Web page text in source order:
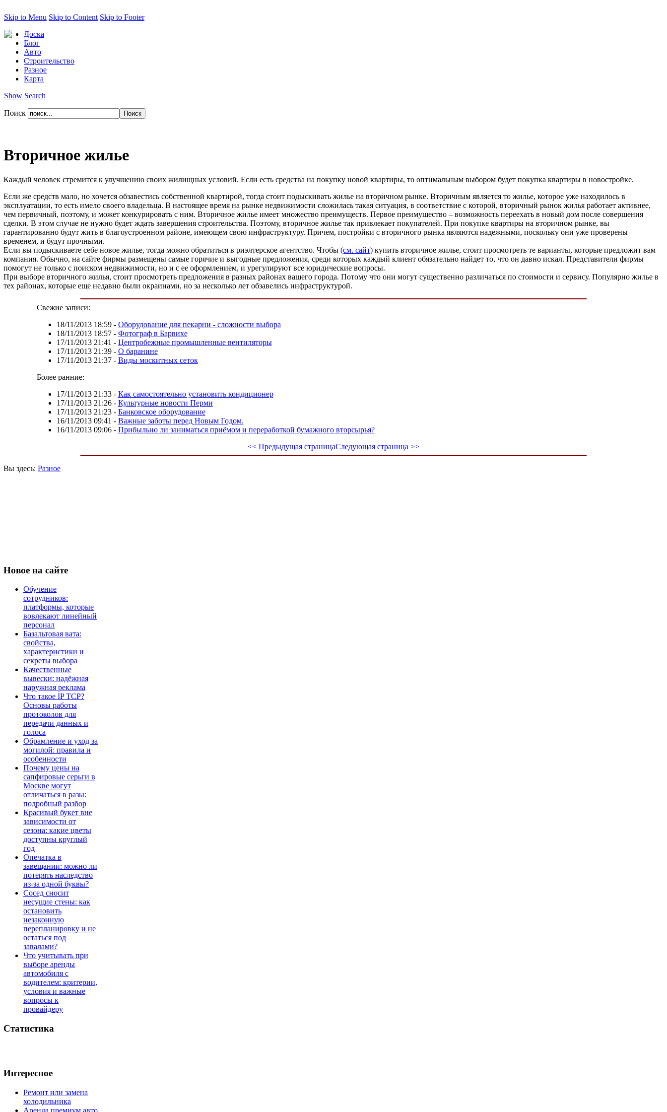
Skip to Menu Skip to Content Skip to Footer
Доска
Блог
Авто
Строительство
Разное
Карта
Show Search
Поиск
Вторичное жилье
Каждый человек стремится к улучшению своих жилищных условий. Если есть средства на покупку новой квартиры, то оптимальным выбором будет покупка квартиры в новостройке.
Если же средств мало, но хочется обзавестись собственной квартирой, тогда стоит подыскивать жилье на вторичном рынке. Вторичным является то жилье, которое уже находилось в
эксплуатации, то есть имело своего владельца. В настоящее время на рынке недвижимости сложилась такая ситуация, в соответствие с которой, вторичный рынок жилья работает активнее,
чем первичный, поэтому, и может конкурировать с ним. Вторичное жилье имеет множество преимуществ. Первое преимущество – возможность переехать в новый дом после совершения
сделки. В этом случае не нужно будет ждать завершения строительства. Поэтому, вторичное жилье так привлекает покупателей. При покупке квартиры на вторичном рынке, вы
гарантированно будут жить в благоустроенном районе, имеющем свою инфраструктуру. Причем, постройки с вторичного рынка являются надежными, поскольку они уже проверены
временем, и будут прочными.
Если вы подыскиваете себе новое жилье, тогда можно обратиться в риэлтерское агентство. Чтобы (см. сайт) купить вторичное жилье, стоит просмотреть те варианты, которые предложит вам
компания. Обычно, на сайте фирмы размещены самые горячие и выгодные предложения, среди которых каждый клиент обязательно найдет то, что он давно искал. Представители фирмы
помогут не только с поиском недвижимости, но и с ее оформлением, и урегулируют все юридические вопросы.
При выборе вторичного жилья, стоит просмотреть предложения в разных районах вашего города. Потому что они могут существенно различаться по стоимости и сервису. Популярно жилье в
тех районах, которые еще недавно были окраинами, но за несколько лет обзавелись инфраструктурой.
Свежие записи:
18/11/2013 18:59- Оборудование для пекарни - сложности выбора
18/11/2013 18:57- Фотограф в Барвихе
17/11/2013 21:41 - Центробежные промышленные вентиляторы
17/11/2013 21:39- О баранине
17/11/2013 21:37- Виды москитных сеток
Более ранние:
17/11/2013 21:33- Как самостоятельно установить кондиционер
17/11/2013 21:26- Культурные новости Перми
17/11/2013 21:23- Банковское оборудование
16/11/2013 09:41 - Важные заботы перед Новым Годом.
16/11/2013 09:06- Прибыльно ли заниматься приёмом и переработкой бумажного вторсырья?
<< Предыдущая страницаСледующая страница >>
Вы здесь: Разное
Новое на сайте
Обучение
сотрудников:
платформы, которые
вовлекают линейный
персонал
Базальтовая вата:
свойства,
характеристики и
секреты выбора
Качественные
вывески: надёжная
наружная реклама
Что такое IP TCP?
Основы работы
протоколов для
передачи данных и
голоса
Обрамление и уход за
могилой: правила и
особенности
Почему цены на
сапфировые серьги в
Москве могут
отличаться в разы:
подробный разбор
Красивый букет вне
зависимости от
сезона: какие цветы
доступны круглый
год
Опечатка в
завещании: можно ли
потерять наследство
из-за одной буквы?
Сосед сносит
несущие стены: как
остановить
незаконную
перепланировку и не
остаться под
завалами?
Что учитывать при
выборе аренды
автомобиля с
водителем: критерии,
условия и важные
вопросы к
провайдеру
Статистика
Интересное
Ремонт или замена
холодильника